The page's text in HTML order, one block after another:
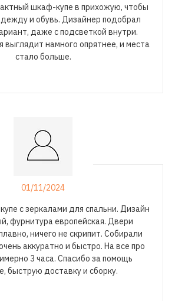
шкаф-купе в прихожую, чтобы
и обувь. Дизайнер подобрал
даже с подсветкой внутри.
выглядит намного опрятнее, и места
стало больше.
01/11/2024
с зеркалами для спальни. Дизайн
фурнитура европейская. Двери
ничего не скрипит. Собирали
аккуратно и быстро. На все про
3 часа. Спасибо за помощь
быструю доставку и сборку.